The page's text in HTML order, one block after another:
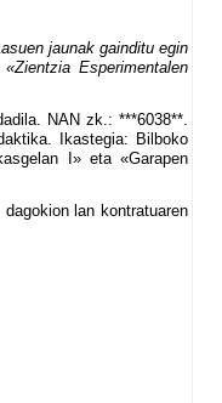
jaunak gainditu egin
Esperimentalen
NAN zk.: ***6038**.
Ikastegia: Bilboko
I» eta «Garapen
lan kontratuaren